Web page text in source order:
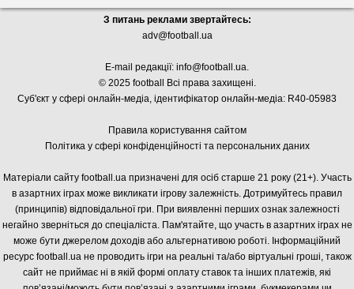
З питань реклами звертайтесь:
adv@football.ua
E-mail редакції: info@football.ua.
© 2025 football Всі права захищені.
Суб'єкт у сфері онлайн-медіа, ідентифікатор онлайн-медіа: R40-05983
Правила користування сайтом
Політика у сфері конфіденційності та персональних даних
Матеріали сайту football.ua призначені для осіб старше 21 року (21+). Участь
в азартних іграх може викликати ігрову залежність. Дотримуйтесь правил
(принципів) відповідальної гри. При виявленні перших ознак залежності
негайно зверніться до спеціаліста. Пам'ятайте, що участь в азартних іграх не
може бути джерелом доходів або альтернативою роботі. Інформаційний
ресурс football.ua не проводить ігри на реальні та/або віртуальні гроші, також
сайт не приймає ні в якій формі оплату ставок та інших платежів, які